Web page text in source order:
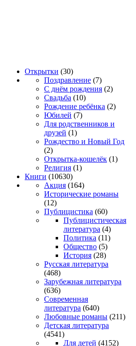
Открытки (30)
Поздравление (7)
С днём рождения (2)
Свадьба (10)
Рождение ребёнка (2)
Юбилей (7)
Для родственников и
друзей (1)
Рождество и Новый Год
(2)
Открытка-кошелёк (1)
Религия (1)
Книги (10630)
Акция (164)
Исторические романы
(12)
Публицистика (60)
Публицистическая
литература (4)
Политика (11)
Общество (5)
История (28)
Русская литература
(468)
Зарубежная литература
(636)
Современная
литература (640)
Любовные романы (211)
Детская литература
(4541)
Для детей (4152)